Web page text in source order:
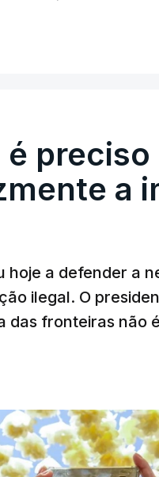
alto mar de
o tráfico de droga.
é preciso
a
hoje a defender a
ilegal. O
das fronteiras não